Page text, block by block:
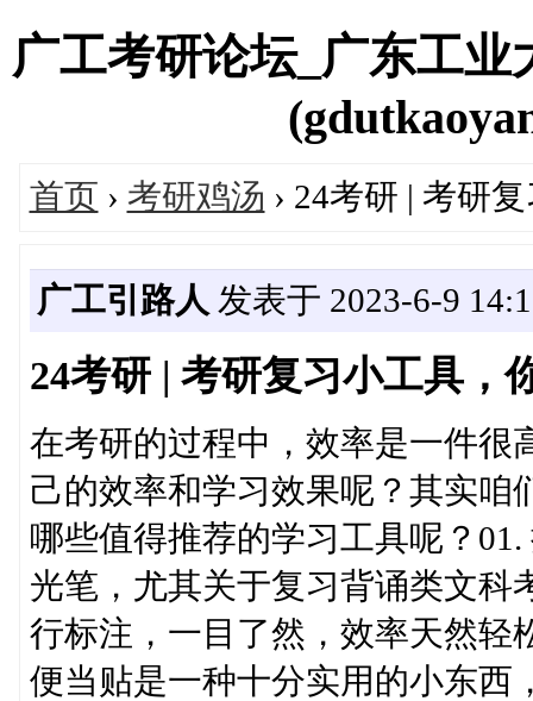
广工考研论坛_广东工
首页 › 考研鸡汤 › 24考研 | 考研
广工引路人 发表于 2023-6-9
24考研 | 考研复习小工具，
在考研的过程中，效率是一件很
己的效率和学习效果呢？其实咱
哪些值得推荐的学习工具呢？
光笔，尤其关于复习背诵类文科
行标注，一目了然，效率天然轻
便当贴是一种十分实用的小东西